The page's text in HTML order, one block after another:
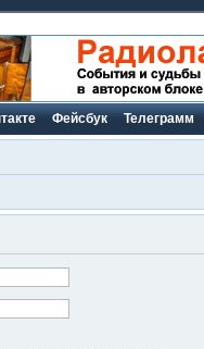
Фейсбук Телеграмм